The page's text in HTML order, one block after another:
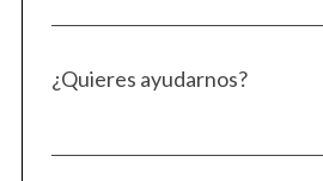
¿Quieres ayudarnos?